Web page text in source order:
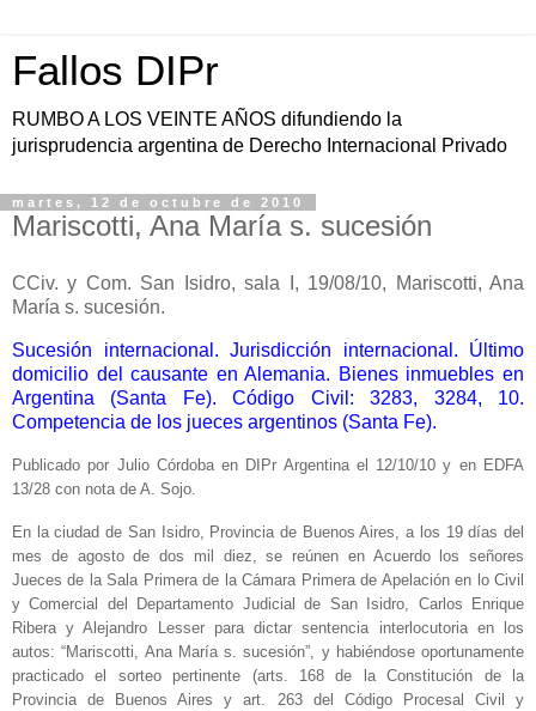
Fallos DIPr
RUMBO A LOS VEINTE AÑOS difundiendo la
jurisprudencia argentina de Derecho Internacional Privado
martes, 12 de octubre de 2010
Mariscotti, Ana María s. sucesión
CCiv. y Com. San Isidro, sala I, 19/08/10, Mariscotti, Ana
María s. sucesión.
Sucesión internacional. Jurisdicción internacional. Último
domicilio del causante en Alemania. Bienes inmuebles en
Argentina (Santa Fe). Código Civil: 3283, 3284, 10.
Competencia de los jueces argentinos (Santa Fe).
Publicado por Julio Córdoba en DIPr Argentina el 12/10/10 y en EDFA
13/28 con nota de A. Sojo.
En la ciudad de San Isidro, Provincia de Buenos Aires, a los 19 días del
mes de agosto de dos mil diez, se reúnen en Acuerdo los señores
Jueces de la Sala Primera de la Cámara Primera de Apelación en lo Civil
y Comercial del Departamento Judicial de San Isidro, Carlos Enrique
Ribera y Alejandro Lesser para dictar sentencia interlocutoria en los
autos: “Mariscotti, Ana María s. sucesión”, y habiéndose oportunamente
practicado el sorteo pertinente (arts. 168 de la Constitución de la
Provincia de Buenos Aires y art. 263 del Código Procesal Civil y